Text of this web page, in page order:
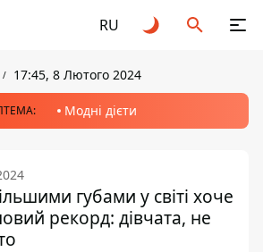
RU
17:45, 8 Лютого 2024
Модні дієти
губами у світі хоче
рекорд: дівчата, не